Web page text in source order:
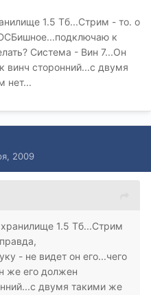
1.5 Тб...Стрим - то. о
к
Система - Вин 7...Он
винч сторонний...с двумя
нет...
2009
1.5 Тб...Стрим
- не видет он его...чего
же его должен
двумя такими же